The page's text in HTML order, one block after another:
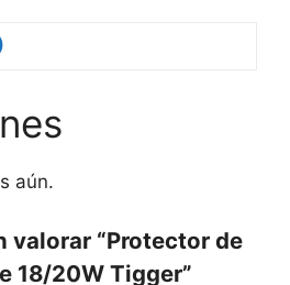
20W
aún.
valorar “Protector de
18/20W Tigger”